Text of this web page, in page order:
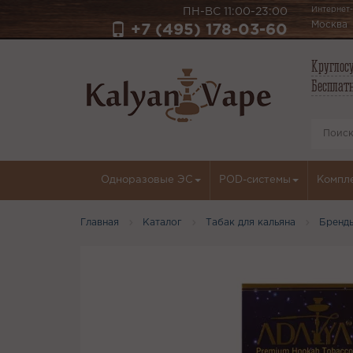
ПН-ВС 11:00-23:00
+7 (495) 178-03-60 Москва
Одноразовые ЭС POD-системы
Главная Каталог Табак для кальяна